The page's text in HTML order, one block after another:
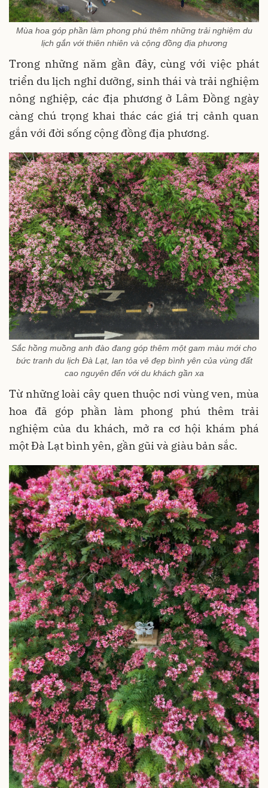
Mùa hoa góp phần làm phong phú thêm những trải nghiệm du
lịch gắn với thiên nhiên và cộng đồng địa phương
Trong những năm gần đây, cùng với việc phát
triển du lịch nghỉ dưỡng, sinh thái và trải nghiệm
nông nghiệp, các địa phương ở Lâm Đồng ngày
càng chú trọng khai thác các giá trị cảnh quan
gắn với đời sống cộng đồng địa phương.
Sắc hồng muồng anh đào đang góp thêm một gam màu mới cho
bức tranh du lịch Đà Lạt, lan tỏa vẻ đẹp bình yên của vùng đất
cao nguyên đến với du khách gần xa
Từ những loài cây quen thuộc nơi vùng ven, mùa
hoa đã góp phần làm phong phú thêm trải
nghiệm của du khách, mở ra cơ hội khám phá
một Đà Lạt bình yên, gần gũi và giàu bản sắc.